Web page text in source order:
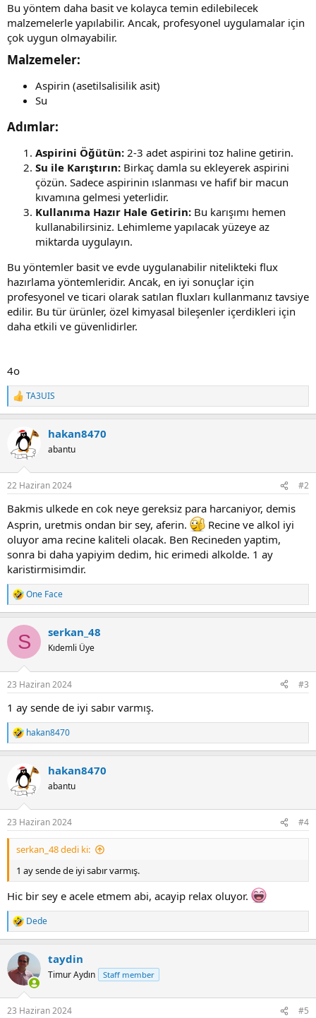
Bu yöntem daha basit ve kolayca temin edilebilecek
malzemelerle yapılabilir. Ancak, profesyonel uygulamalar için
çok uygun olmayabilir.
Malzemeler:​
Aspirin (asetilsalisilik asit)
Su
Adımlar:​
Aspirini Öğütün: 2-3 adet aspirini toz haline getirin.
Su ile Karıştırın: Birkaç damla su ekleyerek aspirini
çözün. Sadece aspirinin ıslanması ve hafif bir macun
kıvamına gelmesi yeterlidir.
Kullanıma Hazır Hale Getirin: Bu karışımı hemen
kullanabilirsiniz. Lehimleme yapılacak yüzeye az
miktarda uygulayın.
Bu yöntemler basit ve evde uygulanabilir nitelikteki flux
hazırlama yöntemleridir. Ancak, en iyi sonuçlar için
profesyonel ve ticari olarak satılan fluxları kullanmanız tavsiye
edilir. Bu tür ürünler, özel kimyasal bileşenler içerdikleri için
daha etkili ve güvenlidirler.
4o
R
e
i
s
TA3UIS
hakan8470
abantu
22 Haziran 2024 #2
Bakmis ulkede en cok neye gereksiz para harcaniyor, demis
Asprin, uretmis ondan bir sey, aferin.
Recine ve alkol iyi
oluyor ama recine kaliteli olacak. Ben Recineden yaptim,
sonra bi daha yapiyim dedim, hic erimedi alkolde. 1 ay
karistirmisimdir.
R
e
c
i
s
One Face
S serkan_48
Kıdemli Üye
23 Haziran 2024 #3
1 ay sende de iyi sabır varmış.
R
e
i
s
:
hakan8470
hakan8470
abantu
23 Haziran 2024 #4
serkan_48 dedi ki:
1 ay sende de iyi sabır varmış.
Hic bir sey e acele etmem abi, acayip relax oluyor.
R
e
c
t
i
Dede
taydin
Timur Aydın Staff member
23 Haziran 2024 #5